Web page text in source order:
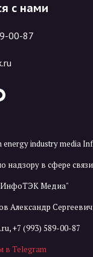
с нами
00-87
industry media
надзору в сфере
Медиа"
Александр Сергеевич
,+7 (993) 589-00-87
в Telegram